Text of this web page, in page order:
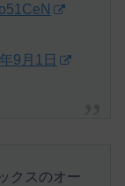
9月1日
クスのオー